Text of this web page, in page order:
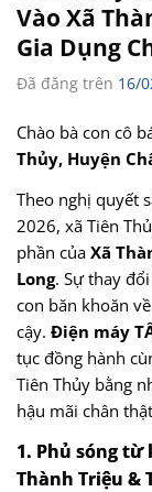
Vào Xã
Gia Dụng
Đã đăng trên 16/
Chào bà con cô
Thủy, Huyện
Theo nghị quyết
2026, xã Tiên
phần của Xã
Long. Sự thay
con băn khoăn
cậy. Điện máy
tục đồng hành
Tiên Thủy bằng
hậu mãi chân
1. Phủ sóng
Thành Triệu &